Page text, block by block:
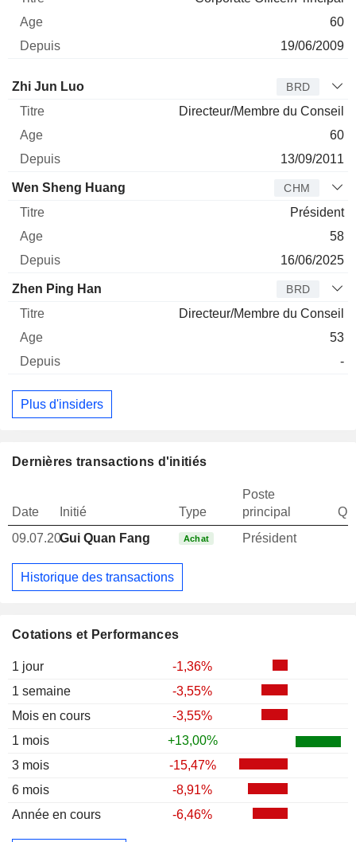
Cotations et Performances
1 jour
-1,36%
1 semaine
-3,55%
Mois en cours
-3,55%
1 mois
+13,00%
3 mois
-15,47%
6 mois
-8,91%
Année en cours
-6,46%
60
19/06/2009
Administrateur
Zhi Jun Luo BRD
Directeur/Membre du Conseil
60
13/09/2011
Wen Sheng Huang CHM
Président
58
16/06/2025
Zhen Ping Han BRD
Directeur/Membre du Conseil
53
-
Plus d'insiders
Dernières transactions d'initiés
Date Initié Type
Poste
principal
09.07.20Gui Quan Fang Achat Président
Historique des transactions